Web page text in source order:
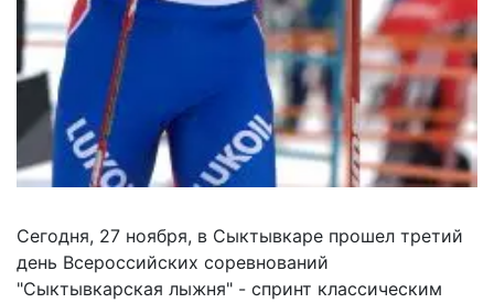
Сегодня, 27 ноября, в Сыктывкаре прошел третий
день Всероссийских соревнований
"Сыктывкарская лыжня" - спринт классическим